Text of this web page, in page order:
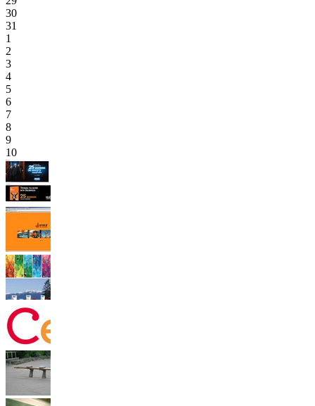
30
31
1
2
3
4
5
6
7
8
9
10